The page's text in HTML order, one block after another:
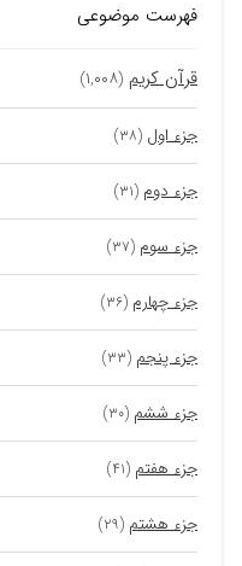
فهرست موضوعی
قرآن کریم (۱,۰۰۸)
جزء اول (۳۸)
جزء دوم (۳۱)
جزء سوم (۳۷)
جزء چهارم (۳۶)
جزء پنجم (۳۳)
جزء ششم (۳۰)
جزء هفتم (۴۱)
جزء هشتم (۲۹)